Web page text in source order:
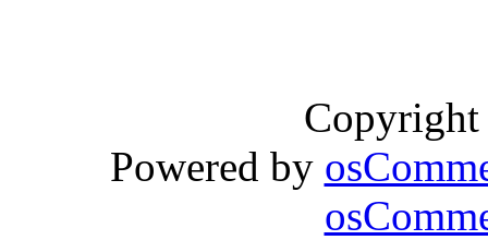
Powered by